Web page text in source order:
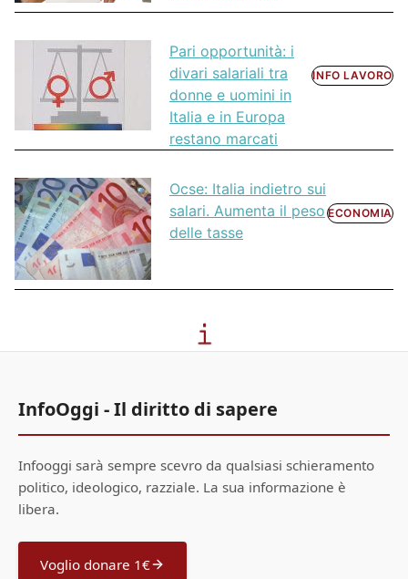
Pari opportunità: i
divari salariali tra
donne e uomini in
Italia e in Europa
restano marcati
INFO LAVORO
Ocse: Italia indietro sui
salari. Aumenta il peso
delle tasse
ECONOMIA
InfoOggi - Il diritto di sapere
Infooggi sarà sempre scevro da qualsiasi schieramento
politico, ideologico, razziale. La sua informazione è
libera.
Voglio donare 1€